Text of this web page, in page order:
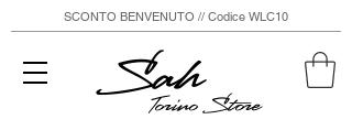
Sah
Torino Store
SCONTO BENVENUTO // Codice WLC10